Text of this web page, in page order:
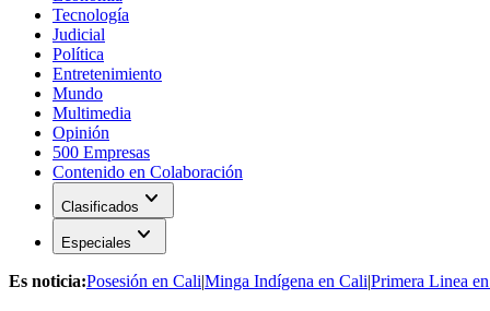
Tecnología
Judicial
Política
Entretenimiento
Mundo
Multimedia
Opinión
500 Empresas
Contenido en Colaboración
Clasificados expand_more
Especiales expand_more
Es noticia:Posesión en Cali|Minga Indígena en Cali|Primera Linea